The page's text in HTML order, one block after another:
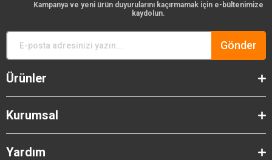
Kampanya ve yeni ürün duyurularını kaçırmamak için e-bültenimize
kaydolun.
Gönder
Ürünler
Kurumsal
Yardım